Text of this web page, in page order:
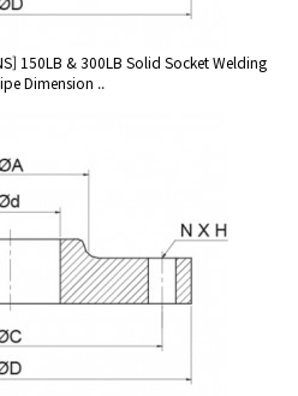
150LB & 300LB Solid Socket Welding
Dimension ..